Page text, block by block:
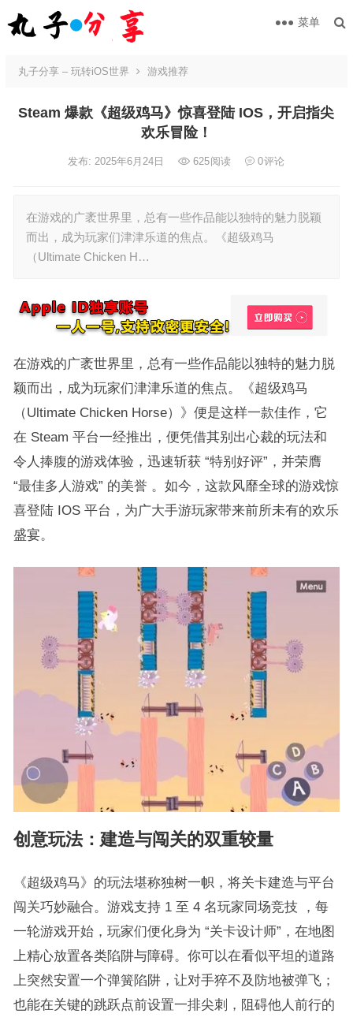
菜单
丸子分享 – 玩转iOS世界 游戏推荐
Steam 爆款《超级鸡马》惊喜登陆 IOS，开启指尖
欢乐冒险！
发布: 2025年6月24日 625阅读 0评论
在游戏的广袤世界里，总有一些作品能以独特的魅力脱颖
而出，成为玩家们津津乐道的焦点。《超级鸡马
（Ultimate Chicken H…
在游戏的广袤世界里，总有一些作品能以独特的魅力脱
颖而出，成为玩家们津津乐道的焦点。《超级鸡马
（Ultimate Chicken Horse）》便是这样一款佳作，它
在 Steam 平台一经推出，便凭借其别出心裁的玩法和
令人捧腹的游戏体验，迅速斩获 “特别好评”，并荣膺
“最佳多人游戏” 的美誉 。如今，这款风靡全球的游戏惊
喜登陆 IOS 平台，为广大手游玩家带来前所未有的欢乐
盛宴。
创意玩法：建造与闯关的双重较量
《超级鸡马》的玩法堪称独树一帜，将关卡建造与平台
闯关巧妙融合。游戏支持 1 至 4 名玩家同场竞技 ，每
一轮游戏开始，玩家们便化身为 “关卡设计师”，在地图
上精心放置各类陷阱与障碍。你可以在看似平坦的道路
上突然安置一个弹簧陷阱，让对手猝不及防地被弹飞；
也能在关键的跳跃点前设置一排尖刺，阻碍他人前行的